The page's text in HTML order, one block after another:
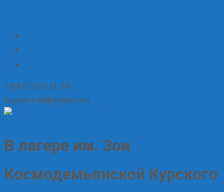
+7(4712)70-21-18
koopkursk@gmail.com
В лагере им. Зои
Космодемьянской Курского